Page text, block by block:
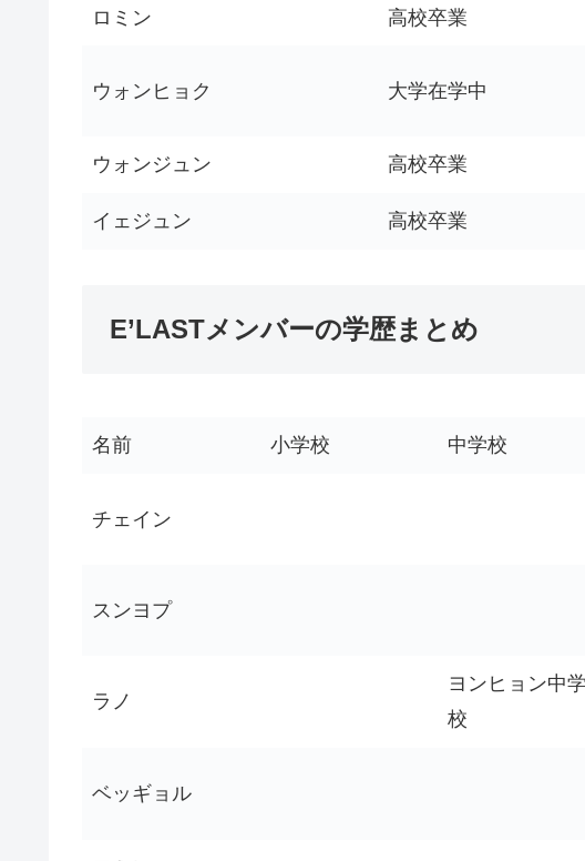
ロミン 高校卒業
ウォンヒョク 大学在学中
ウォンジュン 高校卒業
イェジュン 高校卒業
E’LASTメンバーの学歴まとめ
名前 小学校 中学校
チェイン
スンヨプ
ラノ
ヨンヒョン中学
校
ベッギョル